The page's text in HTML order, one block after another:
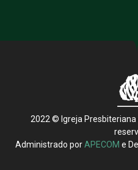
2022 © Igreja Presbiteriana
Administrado porAPECOM e